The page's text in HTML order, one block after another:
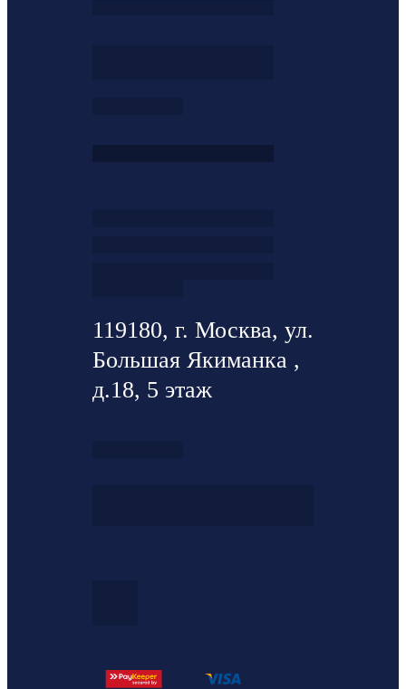
119180, г. Москва, ул.
Большая Якиманка ,
д.18, 5 этаж